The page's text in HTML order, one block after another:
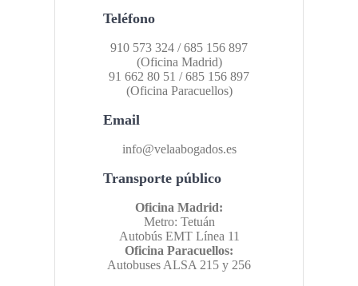
Teléfono
910 573 324 / 685 156 897
(Oficina Madrid)
91 662 80 51 / 685 156 897
(Oficina Paracuellos)
Email
info@velaabogados.es
Transporte público
Oficina Madrid:
Metro: Tetuán
Autobús EMT Línea 11
Oficina Paracuellos:
Autobuses ALSA 215 y 256